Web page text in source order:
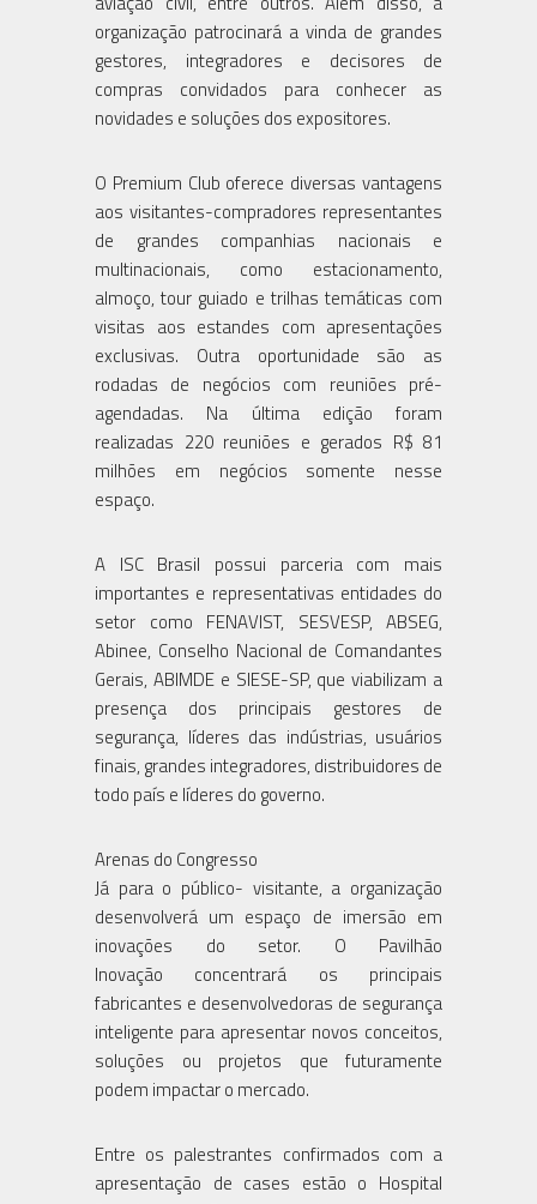
organização patrocinará a vinda de grandes
gestores, integradores e decisores de
compras convidados para conhecer as
novidades e soluções dos expositores.
O Premium Club oferece diversas vantagens
aos visitantes-compradores representantes
de grandes companhias nacionais e
multinacionais, como estacionamento,
almoço, tour guiado e trilhas temáticas com
visitas aos estandes com apresentações
exclusivas. Outra oportunidade são as
rodadas de negócios com reuniões pré-
agendadas. Na última edição foram
realizadas 220 reuniões e gerados R$ 81
milhões em negócios somente nesse
espaço.
A ISC Brasil possui parceria com mais
importantes e representativas entidades do
setor como FENAVIST, SESVESP, ABSEG,
Abinee, Conselho Nacional de Comandantes
Gerais, ABIMDE e SIESE-SP, que viabilizam a
presença dos principais gestores de
segurança, líderes das indústrias, usuários
finais, grandes integradores, distribuidores de
todo país e líderes do governo.
Arenas do Congresso
Já para o público- visitante, a organização
desenvolverá um espaço de imersão em
inovações do setor. O Pavilhão
Inovação concentrará os principais
fabricantes e desenvolvedoras de segurança
inteligente para apresentar novos conceitos,
soluções ou projetos que futuramente
podem impactar o mercado.
Entre os palestrantes confirmados com a
apresentação de cases estão o Hospital